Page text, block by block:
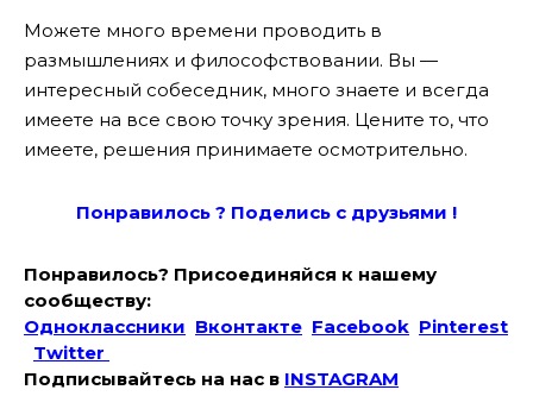
Можете много времени проводить в
размышлениях и философствовании. Вы —
интересный собеседник, много знаете и всегда
имеете на все свою точку зрения. Цените то, что
имеете, решения принимаете осмотрительно.
Понравилось ? Поделись с друзьями !
Понравилось? Присоединяйся к нашему
сообществу:
Одноклассники Вконтакте Facebook Pinterest
Twitter
Подписывайтесь на наc в INSTAGRAM